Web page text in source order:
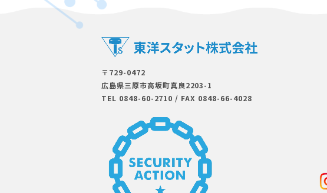
〒729-0472
広島県三原市⾼坂町真良2203-1
TEL 0848-60-2710 / FAX 0848-66-4028